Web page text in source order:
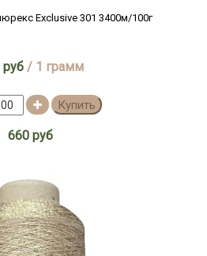
Exclusive 301 3400м/100г
руб / 1 грамм
Купить
660 руб